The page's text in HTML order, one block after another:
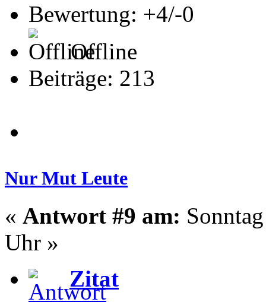
Bewertung: +4/-0
Offline
Beiträge: 213
Nur Mut Leute
« Antwort #9 am:
Uhr »
Zitat